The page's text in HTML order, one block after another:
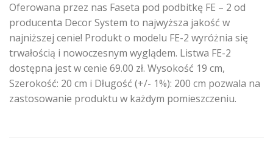
Oferowana przez nas Faseta pod podbitkę FE – 2 od
producenta Decor System to najwyższa jakość w
najniższej cenie! Produkt o modelu FE-2 wyróżnia się
trwałością i nowoczesnym wyglądem. Listwa FE-2
dostępna jest w cenie 69.00 zł. Wysokość 19 cm,
Szerokość: 20 cm i Długość (+/- 1%): 200 cm pozwala na
zastosowanie produktu w każdym pomieszczeniu.